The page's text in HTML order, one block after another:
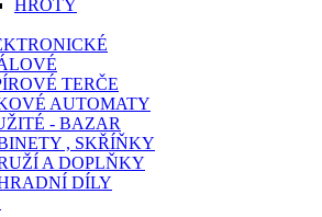
HROTY
TERČE
AUTOMATY
- BAZAR
, SKŘÍŇKY
A DOPLŇKY
DÍLY